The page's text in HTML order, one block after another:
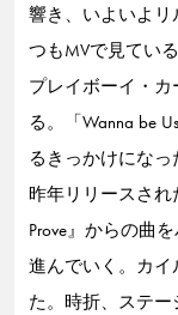
響き、いよいよ
つもMVで見てい
プレイボーイ・カ
る。「Wanna be
るきっかけになっ
昨年リリースされ
Prove』からの曲
進んでいく。カイ
た。時折、ステー